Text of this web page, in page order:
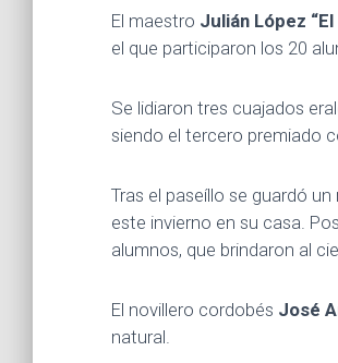
El maestro Julián López “El
el que participaron los 20
Se lidiaron tres cuajados
siendo el tercero premiado
Tras el paseíllo se guardó
este invierno en su casa.
alumnos, que brindaron al
El novillero cordobés José
natural.